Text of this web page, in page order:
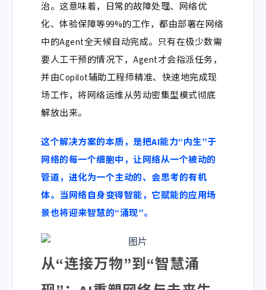
治。这意味着，日常的故障处理、网络优
化、体验保障等99%的工作，都由部署在网络
中的Agent全天候自动完成。只有在极少数需
要人工干预的情况下，Agent才会指派任务，
并由Copilot辅助工程师精准、快速地完成现
场工作，将网络运维从劳动密集型模式彻底
解放出来。
这个解决方案的本质，是把AI能力“内生”于
网络的每一个细胞中，让网络从一个被动的
管道，进化为一个主动的、会思考的有机
体。当网络自身变得智能，它赋能的应用场
景也将迎来智慧的“涌现”。
从“连接万物”到“智慧涌